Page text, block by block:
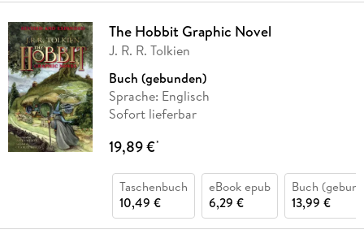
The Hobbit Graphic Novel
J. R. R. Tolkien
Buch (gebunden)
Sprache: Englisch
Sofort lieferbar
19,89 €*
Taschenbuch
10,49 €
eBook epub
6,29 €
Buch
13,99 €